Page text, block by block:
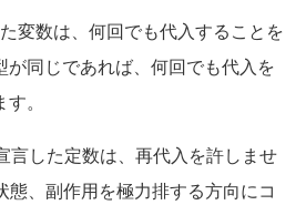
変数は、何回でも代入することを
が同じであれば、何回でも代入を
。
言した定数は、再代入を許しませ
態、副作用を極力排する方向にコ